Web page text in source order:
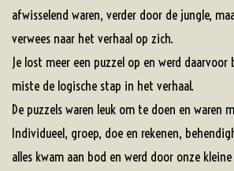
afwisselend waren, verder door de jungle,
verwees naar het verhaal op zich.
Je lost meer een puzzel op en werd
miste de logische stap in het verhaal.
De puzzels waren leuk om te doen en waren
Individueel, groep, doe en rekenen,
alles kwam aan bod en werd door onze